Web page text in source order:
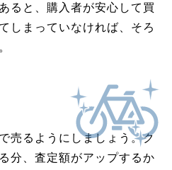
ると、購入者が安心して買
しまっていなければ、そろ
売るようにしましょう。ク
分、査定額がアップするか